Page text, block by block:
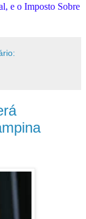
e o Imposto Sobre